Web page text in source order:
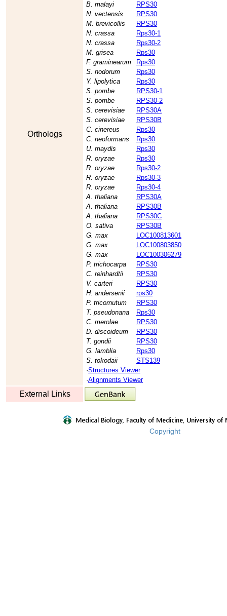
Orthologs
B. malayi
RPS30
N. vectensis
RPS30
M. brevicollis
RPS30
N. crassa
Rps30-1
N. crassa
Rps30-2
M. grisea
Rps30
F. graminearum
Rps30
S. nodorum
Rps30
Y. lipolytica
Rps30
S. pombe
RPS30-1
S. pombe
RPS30-2
S. cerevisiae
RPS30A
S. cerevisiae
RPS30B
C. cinereus
Rps30
C. neoformans
Rps30
U. maydis
Rps30
R. oryzae
Rps30
R. oryzae
Rps30-2
R. oryzae
Rps30-3
R. oryzae
Rps30-4
A. thaliana
RPS30A
A. thaliana
RPS30B
A. thaliana
RPS30C
O. sativa
RPS30B
G. max
LOC100813601
G. max
LOC100803850
G. max
LOC100306279
P. trichocarpa
RPS30
C. reinhardtii
RPS30
V. carteri
RPS30
H. andersenii
rps30
P. tricornutum
RPS30
T. pseudonana
Rps30
C. merolae
RPS30
D. discoideum
RPS30
T. gondii
RPS30
G. lamblia
Rps30
S. tokodaii
STS139
·Structures Viewer
·Alignments Viewer
External Links
Copyright